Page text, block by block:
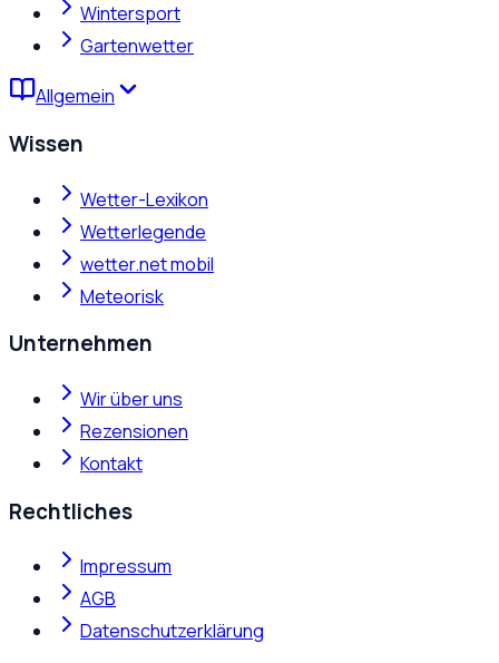
Wintersport
Gartenwetter
Allgemein
Wissen
Wetter-Lexikon
Wetterlegende
wetter.net mobil
Meteorisk
Unternehmen
Wir über uns
Rezensionen
Kontakt
Rechtliches
Impressum
AGB
Datenschutzerklärung